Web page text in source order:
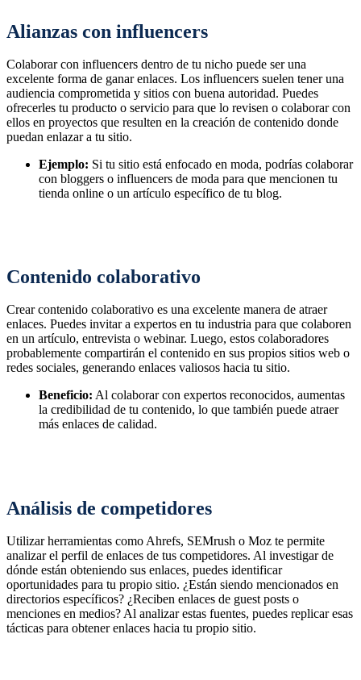
Alianzas con influencers
Colaborar con influencers dentro de tu nicho puede ser una
excelente forma de ganar enlaces. Los influencers suelen tener una
audiencia comprometida y sitios con buena autoridad. Puedes
ofrecerles tu producto o servicio para que lo revisen o colaborar con
ellos en proyectos que resulten en la creación de contenido donde
puedan enlazar a tu sitio.
Ejemplo: Si tu sitio está enfocado en moda, podrías colaborar
con bloggers o influencers de moda para que mencionen tu
tienda online o un artículo específico de tu blog.
Contenido colaborativo
Crear contenido colaborativo es una excelente manera de atraer
enlaces. Puedes invitar a expertos en tu industria para que colaboren
en un artículo, entrevista o webinar. Luego, estos colaboradores
probablemente compartirán el contenido en sus propios sitios web o
redes sociales, generando enlaces valiosos hacia tu sitio.
Beneficio: Al colaborar con expertos reconocidos, aumentas
la credibilidad de tu contenido, lo que también puede atraer
más enlaces de calidad.
Análisis de competidores
Utilizar herramientas como Ahrefs, SEMrush o Moz te permite
analizar el perfil de enlaces de tus competidores. Al investigar de
dónde están obteniendo sus enlaces, puedes identificar
oportunidades para tu propio sitio. ¿Están siendo mencionados en
directorios específicos? ¿Reciben enlaces de guest posts o
menciones en medios? Al analizar estas fuentes, puedes replicar esas
tácticas para obtener enlaces hacia tu propio sitio.